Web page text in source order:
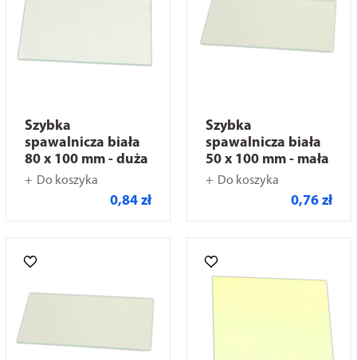
Szybka
spawalnicza biała
80 x 100 mm - duża
Do koszyka
0,84 zł
Szybka
spawalnicza biała
50 x 100 mm - mała
Do koszyka
0,76 zł